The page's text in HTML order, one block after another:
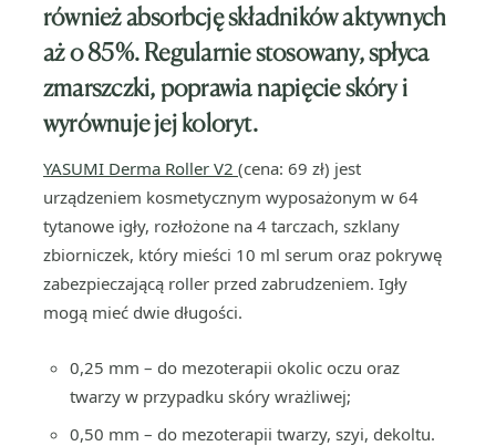
również absorbcję składników aktywnych
aż o 85%. Regularnie stosowany, spłyca
zmarszczki, poprawia napięcie skóry i
wyrównuje jej koloryt.
YASUMI Derma Roller V2 (cena: 69 zł) jest
urządzeniem kosmetycznym wyposażonym w 64
tytanowe igły, rozłożone na 4 tarczach, szklany
zbiorniczek, który mieści 10 ml serum oraz pokrywę
zabezpieczającą roller przed zabrudzeniem. Igły
mogą mieć dwie długości.
0,25 mm – do mezoterapii okolic oczu oraz
twarzy w przypadku skóry wrażliwej;
0,50 mm – do mezoterapii twarzy, szyi, dekoltu.